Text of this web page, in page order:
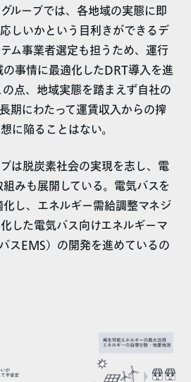
ループでは、各地域の実態に即
しいかという目利きができるデ
ム事業者選定も担うため、運行
事情に最適化したDRT導入を進
点、地域実態を踏まえず自社の
期にわたって運賃収入からの搾
に陥ることはない。
は脱炭素社会の実現を志し、電
みも展開している。電気バスを
し、エネルギー需給調整マネジ
した電気バス向けエネルギーマ
スEMS）の開発を進めているの